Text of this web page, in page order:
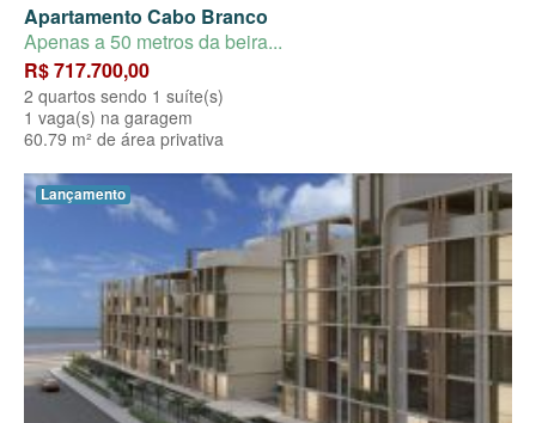
Apartamento Cabo Branco
Apenas a 50 metros da beira...
R$ 717.700,00
2 quartos sendo 1 suíte(s)
1 vaga(s) na garagem
60.79 m² de área privativa
Lançamento